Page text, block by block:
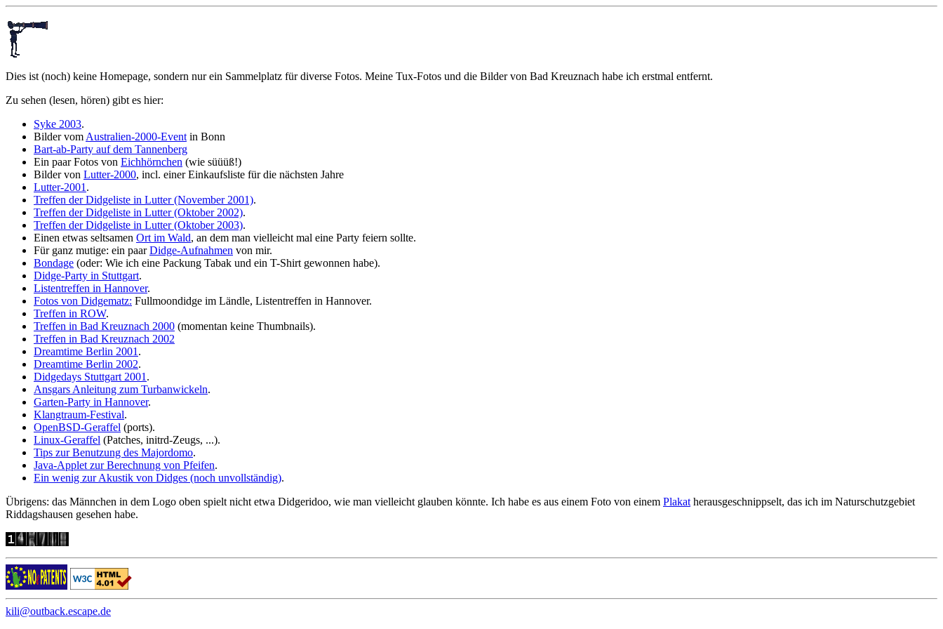
Dies ist (noch) keine Homepage, sondern nur ein Sammelplatz für diverse Fotos. Meine Tux-Fotos und die Bilder von Bad Kreuznach habe ich erstmal entfernt.
Zu sehen (lesen, hören) gibt es hier:
Syke 2003.
Bilder vom Australien-2000-Event in Bonn
Bart-ab-Party auf dem Tannenberg
Ein paar Fotos von Eichhörnchen (wie süüüß!)
Bilder von Lutter-2000, incl. einer Einkaufsliste für die nächsten Jahre
Lutter-2001 .
Treffen der Didgeliste in Lutter (November 2001).
Treffen der Didgeliste in Lutter (Oktober 2002).
Treffen der Didgeliste in Lutter (Oktober 2003).
Einen etwas seltsamen Ort im Wald, an dem man vielleicht mal eine Party feiern sollte.
Für ganz mutige: ein paarDidge-Aufnahmen von mir.
Bondage (oder: Wie ich eine Packung Tabak und ein T-Shirt gewonnen habe).
Didge-Party in Stuttgart.
Listentreffen in Hannover.
Fotos von Didgematz: Fullmoondidge im Ländle, Listentreffen in Hannover.
Treffen in ROW.
Treffen in Bad Kreuznach 2000 (momentan keine Thumbnails).
Treffen in Bad Kreuznach 2002
Dreamtime Berlin 2001 .
Dreamtime Berlin 2002.
Didgedays Stuttgart 2001 .
Ansgars Anleitung zum Turbanwickeln.
Garten-Party in Hannover.
Klangtraum-Festival.
OpenBSD-Geraffel (ports).
Linux-Geraffel (Patches, initrd-Zeugs, ...).
Tips zur Benutzung des Majordomo.
Java-Applet zur Berechnung von Pfeifen.
Ein wenig zur Akustik von Didges (noch unvollständig).
Übrigens: das Männchen in dem Logo oben spielt nicht etwa Didgeridoo, wie man vielleicht glauben könnte. Ich habe es aus einem Foto von einem Plakat herausgeschnippselt, das ich im Naturschutzgebiet
Riddagshausen gesehen habe.
kili@outback.escape.de